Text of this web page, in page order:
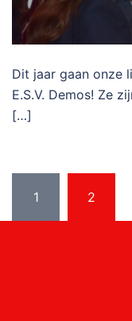
Dit jaar gaan onze
E.S.V. Demos! Ze
[…]
Berichten
1 2